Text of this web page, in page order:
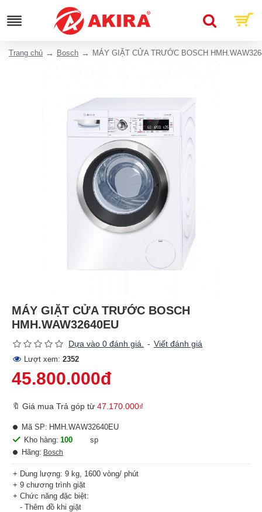
Trang chủ Bosch MÁY GIẶT CỬA TRƯỚC BOSCH
MÁY GIẶT CỬA TRƯỚC BOSCH
HMH.WAW32640EU
Dựa vào 0 đánh giá. - Viết đánh giá
Lượt xem: 2352
45.800.000đ
🔖 Giá mua Trả góp từ 47.170.000₫
Kho hàng: 100
sp
Hãng: Bosch
Mã SP: HMH.WAW32640EU
+ Dung lượng: 9 kg, 1600 vòng/ phút
+ 9 chương trình giặt
+ Chức năng đặc biệt:
- Thêm đồ khi giặt